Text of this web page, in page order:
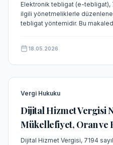
Elektronik tebligat (e-tebligat),
ilgili yönetmeliklerle
tebligat yöntemidir. Bu
18.05.2026
Vergi Hukuku
Dijital Hizmet Vergisi
Mükellefiyet, Oran ve
Dijital Hizmet Vergisi, 7194